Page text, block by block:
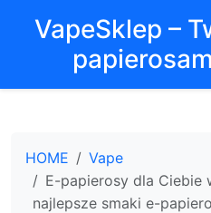
VapeSklep –
HOME
Vape
E-papierosy dla Ciebie
najlepsze smaki e-